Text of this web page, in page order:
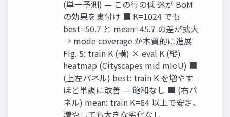
(単一予測) — この行の低 迷が BoM
の効果を裏付け ■ K=1024 でも
best=50.7 と mean=45.7 の差が拡大
→ mode coverage が本質的に進展
Fig. 5: train K (横) × eval K (縦)
heatmap (Cityscapes mid mIoU) ■
(上左パネル) best: train K を増やす
ほど単調に改善 — 飽和なし ■ (右パ
ネル) mean: train K=64 以上で安定、
増やしても大きな劣化なし